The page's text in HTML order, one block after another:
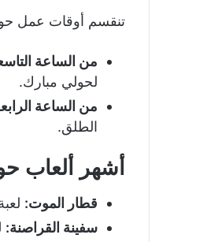
تنقسم أوقات عمل
من الساعة
لحولي مبارك.
من الساعة
الطلق.
أشهر ألعاب
قطار الموت:
سفينة القراصنة: